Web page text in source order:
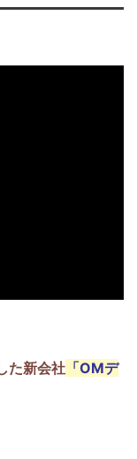
た新会社 「OMデ